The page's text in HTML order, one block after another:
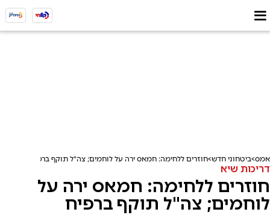
אמס ביטחוני חדש חוזרים ללחימה: חמאס ירה על לוחמים; צה"ל תוקף ברפיח
דריכות שיא
חוזרים ללחימה: חמאס ירה על
לוחמים; צה"ל תוקף ברפיח